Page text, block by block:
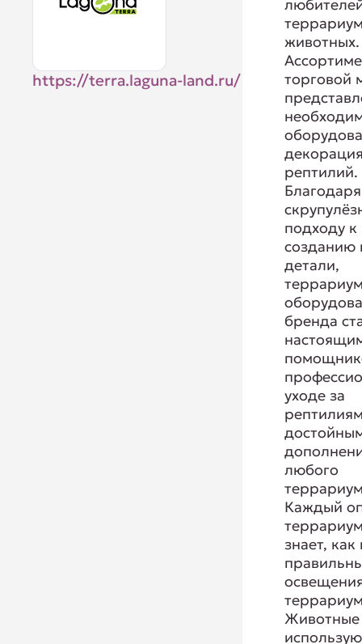
https://terra.laguna-land.ru/
животных.
торговой
рептилий.
Благодаря
подходу к
созданию
детали,
бренда
уходе за
любого
Каждый
знает,
Животные